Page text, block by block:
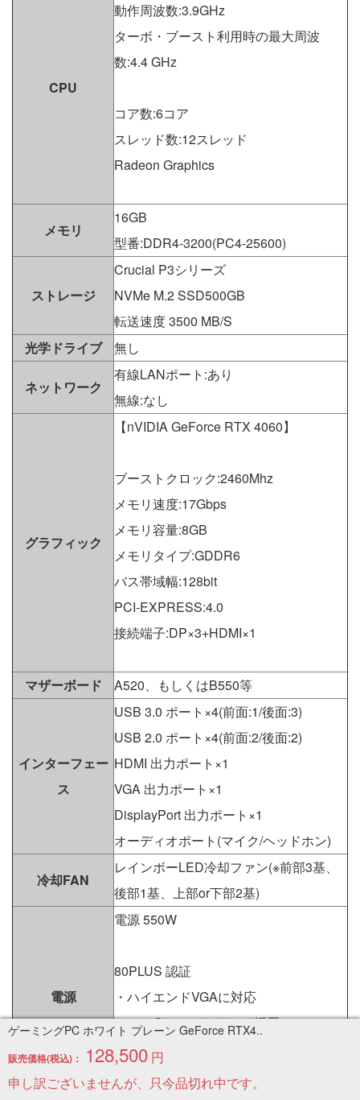
CPU
動作周波数:3.9GHz
ターボ・ブースト利用時の最大周波
数:4.4 GHz
コア数:6コア
スレッド数:12スレッド
Radeon Graphics
メモリ
16GB
型番:DDR4-3200(PC4-25600)
ストレージ
Crucial P3シリーズ
NVMe M.2 SSD500GB
転送速度 3500 MB/S
光学ドライブ
無し
ネットワーク
有線LANポート:あり
無線:なし
グラフィック
【nVIDIA GeForce RTX 4060】
ブーストクロック:2460Mhz
メモリ速度:17Gbps
メモリ容量:8GB
メモリタイプ:GDDR6
バス帯域幅:128bit
PCI-EXPRESS:4.0
接続端子:DP×3+HDMI×1
マザーボード A520、もしくはB550等
インターフェー
ス
USB 3.0 ポート×4(前面:1/後面:3)
USB 2.0 ポート×4(前面:2/後面:2)
HDMI 出力ポート×1
VGA 出力ポート×1
DisplayPort 出力ポート×1
オーディオポート(マイク/ヘッドホン)
冷却FAN
レインボーLED冷却ファン(※前部3基、
後部1基、上部or下部2基)
電源
電源 550W
80PLUS 認証
・ハイエンドVGAに対応
・105℃コンデンサーの採用
・「Haswell」省電力モードで動作確認
済。
ゲーミングPC ホワイト プレーン GeForce RTX4..
販売価格(税込)： 128,500 円
申し訳ございませんが、只今品切れ中です。